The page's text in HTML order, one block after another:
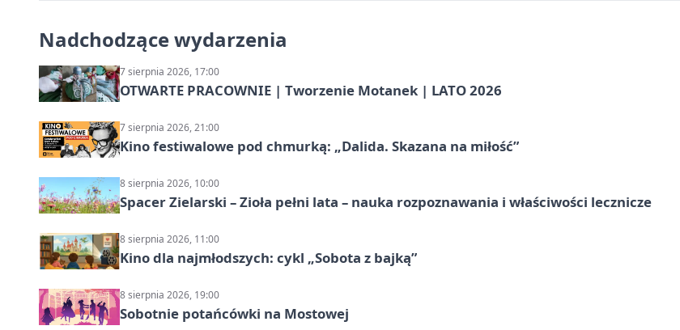
Nadchodzące wydarzenia
7 sierpnia 2026, 17:00
OTWARTE PRACOWNIE | Tworzenie Motanek | LATO 2026
7 sierpnia 2026, 21:00
Kino festiwalowe pod chmurką: „Dalida. Skazana na miłość”
8 sierpnia 2026, 10:00
Spacer Zielarski – Zioła pełni lata – nauka rozpoznawania i właściwości lecznicze
8 sierpnia 2026, 11:00
Kino dla najmłodszych: cykl „Sobota z bajką”
8 sierpnia 2026, 19:00
Sobotnie potańcówki na Mostowej